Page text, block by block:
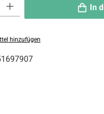
In
hinzufügen